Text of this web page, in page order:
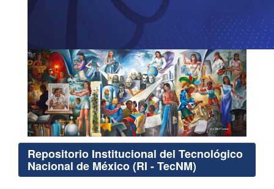
Repositorio Institucional del Tecnológico
Nacional de México (RI - TecNM)